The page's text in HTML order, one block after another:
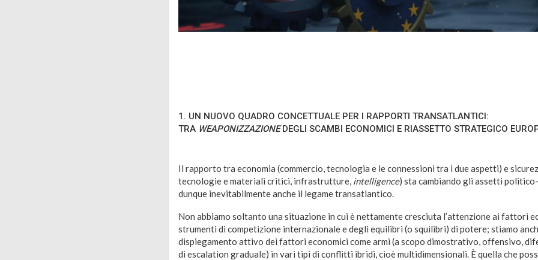
1. UN NUOVO QUADRO CONCETTUALE PER I RAPPORTI TRANSATLANTICI:
TRA WEAPONIZZAZIONEDEGLI SCAMBI ECONOMICI E RIASSETTO STRATEGICO
Il rapporto tra economia (commercio, tecnologia e le connessioni tra i due aspetti) e
tecnologie e materiali critici, infrastrutture, intelligence) sta cambiando gli assetti
dunque inevitabilmente anche il legame transatlantico.
Non abbiamo soltanto una situazione in cui è nettamente cresciuta l’attenzione ai fattori
strumenti di competizione internazionale e degli equilibri (o squilibri) di potere; stiamo
dispiegamento attivo dei fattori economici come armi (a scopo dimostrativo, offensivo,
di escalation graduale) in vari tipi di conflitti ibridi, cioè multidimensionali. È quella che